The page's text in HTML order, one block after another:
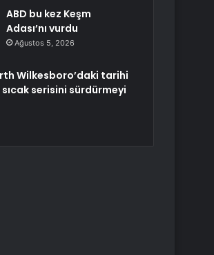
ABD bu kez Keşm
Adası’nı vurdu
Ağustos 5, 2026
Wilkesboro’daki tarihi
serisini sürdürmeyi